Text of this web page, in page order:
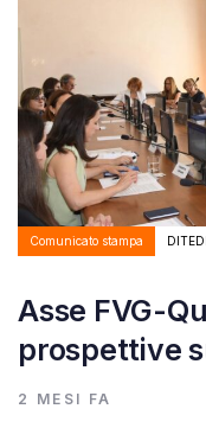
Comunicato stampa DITEDI
Asse FVG-
prospettive
2 MESI FA